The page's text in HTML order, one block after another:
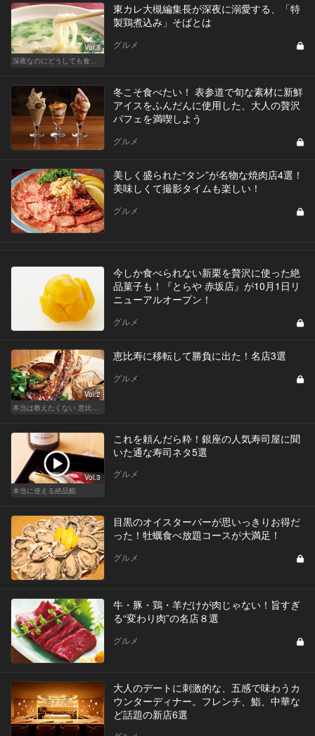
Vol.3
東カレ大槻編集長が深夜に溺愛する、「特
製鶏煮込み」そばとは
グルメ
冬こそ食べたい！ 表参道で旬な素材に新鮮
アイスをふんだんに使用した、大人の贅沢
パフェを満喫しよう
グルメ
美しく盛られた“タン”が名物な焼肉店4選！
美味しくて撮影タイムも楽しい！
グルメ
今しか食べられない新栗を贅沢に使った絶
品菓子も！『とらや 赤坂店』が10月1日リ
ニューアルオープン！
グルメ
Vol.2
恵比寿に移転して勝負に出た！名店3選
グルメ
Vol.3
本当に使える絶品鮨
これを頼んだら粋！銀座の人気寿司屋に聞
いた通な寿司ネタ5選
グルメ
目黒のオイスターバーが思いっきりお得だ
った！牡蠣食べ放題コースが大満足！
グルメ
牛・豚・鶏・羊だけが肉じゃない！旨すぎ
る“変わり肉”の名店８選
グルメ
大人のデートに刺激的な、五感で味わうカ
ウンターディナー。フレンチ、鮨、中華な
ど話題の新店6選